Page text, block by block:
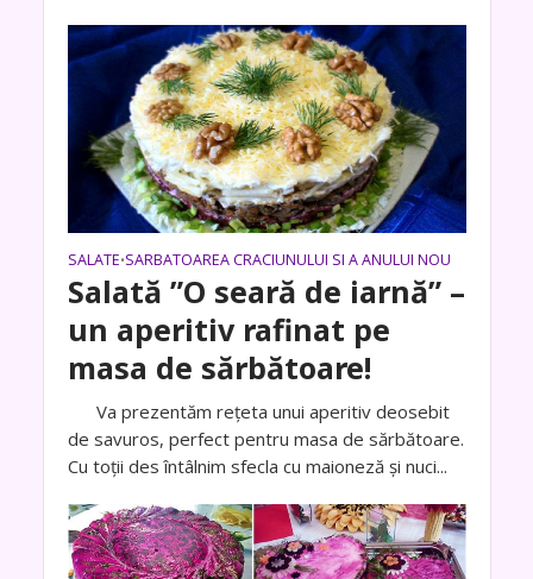
SALATE•SARBATOAREA CRACIUNULUI SI A ANULUI NOU
Salată ”O seară de iarnă” –
un aperitiv rafinat pe
masa de sărbătoare!
Va prezentăm rețeta unui aperitiv deosebit
de savuros, perfect pentru masa de sărbătoare.
Cu toții des întâlnim sfecla cu maioneză și nuci...